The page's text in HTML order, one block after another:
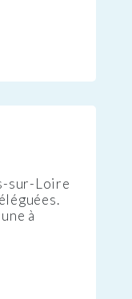
sur-Loire
à